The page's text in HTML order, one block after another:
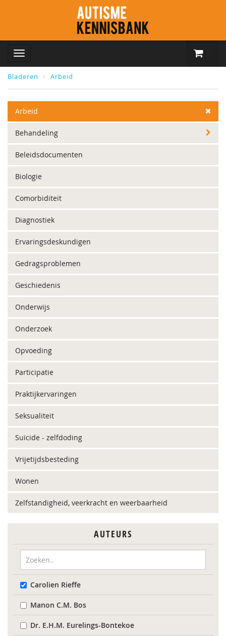
Bladeren Arbeid
Arbeid
Behandeling
Beleidsdocumenten
Biologie
Comorbiditeit
Diagnostiek
Ervaringsdeskundigen
Gedragsproblemen
Geschiedenis
Onderwijs
Onderzoek
Opvoeding
Participatie
Praktijkervaringen
Seksualiteit
Suïcide - zelfdoding
Vrijetijdsbesteding
Wonen
Zelfstandigheid, veerkracht en weerbaarheid
AUTEURS
Carolien Rieffe
Manon C.M. Bos
Dr. E.H.M. Eurelings-Bontekoe